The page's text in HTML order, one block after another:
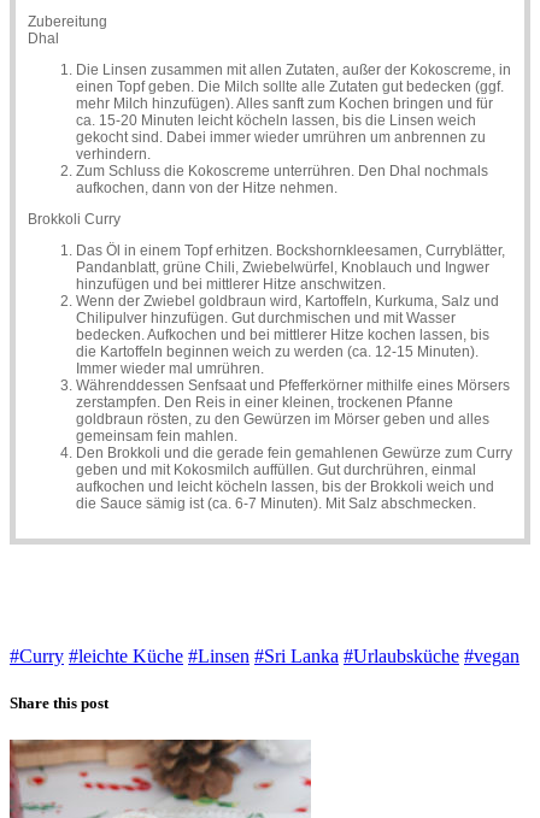
Zubereitung
Dhal
Die Linsen zusammen mit allen Zutaten, außer der Kokoscreme, in
einen Topf geben. Die Milch sollte alle Zutaten gut bedecken (ggf.
mehr Milch hinzufügen). Alles sanft zum Kochen bringen und für
ca. 15-20 Minuten leicht köcheln lassen, bis die Linsen weich
gekocht sind. Dabei immer wieder umrühren um anbrennen zu
verhindern.
Zum Schluss die Kokoscreme unterrühren. Den Dhal nochmals
aufkochen, dann von der Hitze nehmen.
Brokkoli Curry
Das Öl in einem Topf erhitzen. Bockshornkleesamen, Curryblätter,
Pandanblatt, grüne Chili, Zwiebelwürfel, Knoblauch und Ingwer
hinzufügen und bei mittlerer Hitze anschwitzen.
Wenn der Zwiebel goldbraun wird, Kartoffeln, Kurkuma, Salz und
Chilipulver hinzufügen. Gut durchmischen und mit Wasser
bedecken. Aufkochen und bei mittlerer Hitze kochen lassen, bis
die Kartoffeln beginnen weich zu werden (ca. 12-15 Minuten).
Immer wieder mal umrühren.
Währenddessen Senfsaat und Pfefferkörner mithilfe eines Mörsers
zerstampfen. Den Reis in einer kleinen, trockenen Pfanne
goldbraun rösten, zu den Gewürzen im Mörser geben und alles
gemeinsam fein mahlen.
Den Brokkoli und die gerade fein gemahlenen Gewürze zum Curry
geben und mit Kokosmilch auffüllen. Gut durchrühren, einmal
aufkochen und leicht köcheln lassen, bis der Brokkoli weich und
die Sauce sämig ist (ca. 6-7 Minuten). Mit Salz abschmecken.
#Curry #leichte Küche #Linsen #Sri Lanka #Urlaubsküche #vegan
Share this post